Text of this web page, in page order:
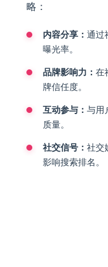
略：
内容分享： 通过
曝光率。
品牌影响力： 在
牌信任度。
互动参与： 与用
质量。
社交信号： 社交
影响搜索排名。